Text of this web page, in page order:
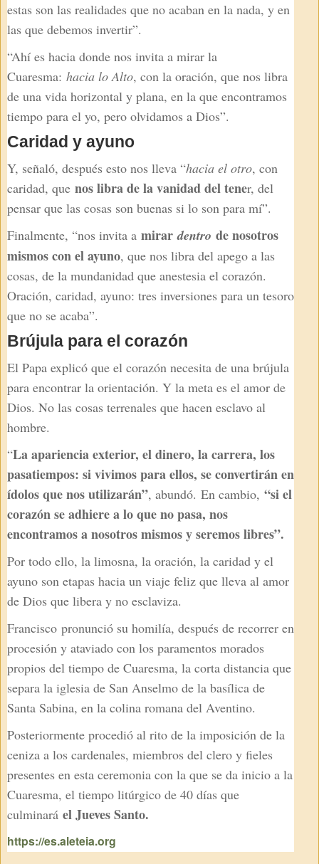
estas son las realidades que no acaban en la nada, y en
las que debemos invertir”.
“Ahí es hacia donde nos invita a mirar la
Cuaresma: hacia lo Alto, con la oración, que nos libra
de una vida horizontal y plana, en la que encontramos
tiempo para el yo, pero olvidamos a Dios”.
Caridad y ayuno
Y, señaló, después esto nos lleva “hacia el otro, con
caridad, que nos libra de la vanidad del tener, del
pensar que las cosas son buenas si lo son para mí”.
Finalmente, “nos invita a mirardentro de nosotros
mismos con el ayuno, que nos libra del apego a las
cosas, de la mundanidad que anestesia el corazón.
Oración, caridad, ayuno: tres inversiones para un tesoro
que no se acaba”.
Brújula para el corazón
El Papa explicó que el corazón necesita de una brújula
para encontrar la orientación. Y la meta es el amor de
Dios. No las cosas terrenales que hacen esclavo al
hombre.
“La apariencia exterior, el dinero, la carrera, los
pasatiempos: si vivimos para ellos, se convertirán en
ídolos que nos utilizarán”, abundó. En cambio, “si el
corazón se adhiere a lo que no pasa, nos
encontramos a nosotros mismos y seremos libres”.
Por todo ello, la limosna, la oración, la caridad y el
ayuno son etapas hacia un viaje feliz que lleva al amor
de Dios que libera y no esclaviza.
Francisco pronunció su homilía, después de recorrer en
procesión y ataviado con los paramentos morados
propios del tiempo de Cuaresma, la corta distancia que
separa la iglesia de San Anselmo de la basílica de
Santa Sabina, en la colina romana del Aventino.
Posteriormente procedió al rito de la imposición de la
ceniza a los cardenales, miembros del clero y fieles
presentes en esta ceremonia con la que se da inicio a la
Cuaresma, el tiempo litúrgico de 40 días que
culminará el Jueves Santo.
https://es.aleteia.org